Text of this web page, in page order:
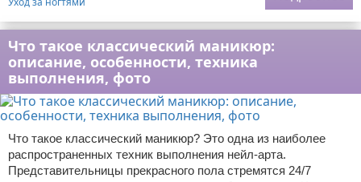
Что такое классический маникюр:
описание, особенности, техника
выполнения, фото
Что такое классический маникюр? Это одна из наиболее
распространенных техник выполнения нейл-арта.
Представительницы прекрасного пола стремятся 24/7